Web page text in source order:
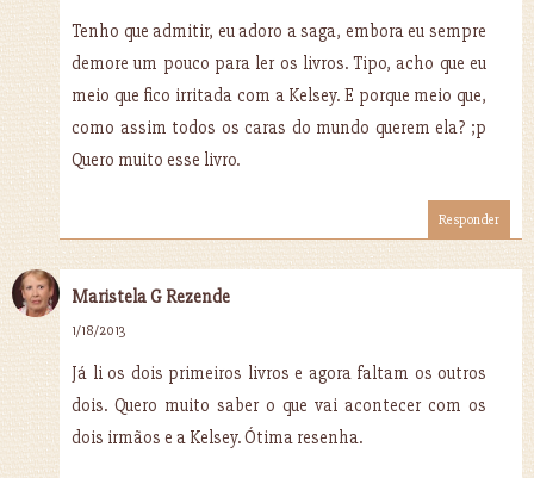
Tenho que admitir, eu adoro a saga, embora eu sempre
demore um pouco para ler os livros. Tipo, acho que eu
meio que fico irritada com a Kelsey. E porque meio que,
como assim todos os caras do mundo querem ela? ;p
Quero muito esse livro.
Responder
Maristela G Rezende
1/18/2013
Já li os dois primeiros livros e agora faltam os outros
dois. Quero muito saber o que vai acontecer com os
dois irmãos e a Kelsey. Ótima resenha.